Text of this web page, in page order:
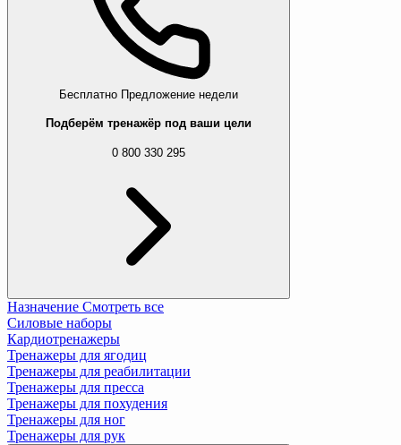
Бесплатно Предложение недели
Подберём тренажёр под ваши цели
0 800 330 295
Назначение Смотреть все
Силовые наборы
Кардиотренажеры
Тренажеры для ягодиц
Тренажеры для реабилитации
Тренажеры для пресса
Тренажеры для похудения
Тренажеры для ног
Тренажеры для рук